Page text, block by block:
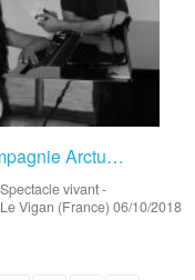
Compagnie Arcturus – Spectacle Vivant
Spectacle vivant-
Le Vigan (France) 06/10/2018